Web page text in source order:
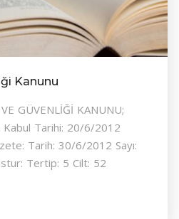
Kanunu
GÜVENLİĞİ KANUNU;
Kabul Tarihi: 20/6/2012
Tarih: 30/6/2012 Sayı:
Tertip: 5 Cilt: 52